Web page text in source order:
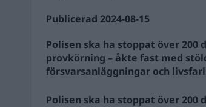
Publicerad 2024-08-15
Polisen ska ha stoppat över 200
provkörning – åkte fast med
försvarsanläggningar och
Polisen ska ha stoppat över 200